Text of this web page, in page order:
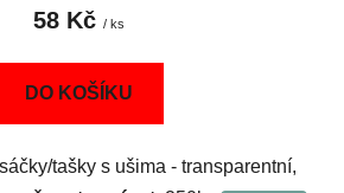
58 Kč / ks
DO KOŠÍKU
tašky s ušima - transparentní,